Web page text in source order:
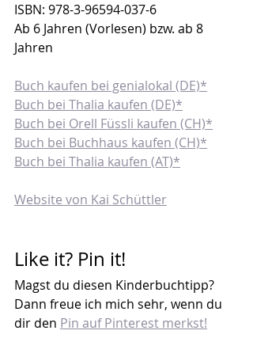
ISBN: 978-3-96594-037-6
Ab 6 Jahren (Vorlesen) bzw. ab 8
Jahren
Buch kaufen bei genialokal (DE)*
Buch bei Thalia kaufen (DE)*
Buch bei Orell Füssli kaufen (CH)*
Buch bei Buchhaus kaufen (CH)*
Buch bei Thalia kaufen (AT)*
Website von Kai Schüttler
Like it? Pin it!
Magst du diesen Kinderbuchtipp?
Dann freue ich mich sehr, wenn du
dir den Pin auf Pinterest merkst!